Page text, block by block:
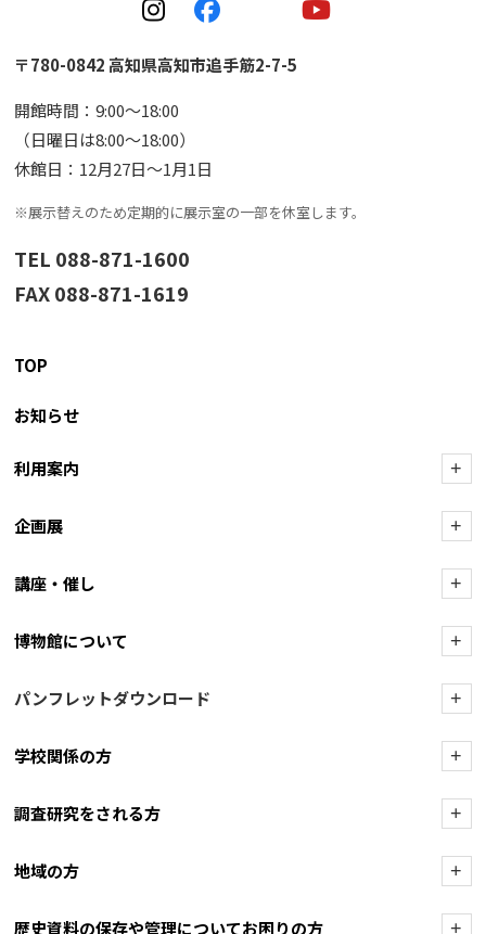
〒780-0842 高知県高知市追手筋2-7-5
開館時間：9:00〜18:00
（日曜日は8:00〜18:00）
休館日：12月27日〜1月1日
※展示替えのため定期的に展示室の一部を休室します。
TEL 088-871-1600
FAX 088-871-1619
TOP
お知らせ
利用案内 +
企画展 +
講座・催し +
博物館について +
パンフレットダウンロード +
学校関係の方 +
調査研究をされる方 +
地域の方 +
歴史資料の保存や管理についてお困りの方 +